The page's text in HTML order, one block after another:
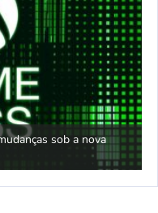
sob a nova